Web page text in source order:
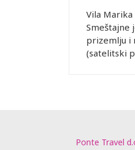
Vila
Smeštajne
prizemlju i
(satelitski
Ponte Travel